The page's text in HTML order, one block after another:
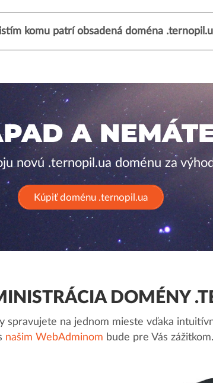
komu patrí obsadená doména
A
novú .ternopil.ua doménu za
Kúpiť doménu .ternopil.ua
DOMÉNY
spravujete na jednom mieste vďaka
našim WebAdminom bude pre Vás zážitkom.